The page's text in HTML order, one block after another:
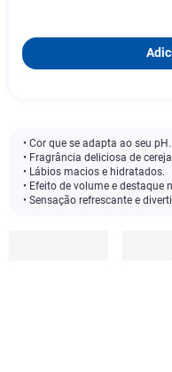
• Cor que se adapta ao seu pH.
• Fragrância deliciosa de
• Lábios macios e hidratados.
• Efeito de volume e destaque
• Sensação refrescante e